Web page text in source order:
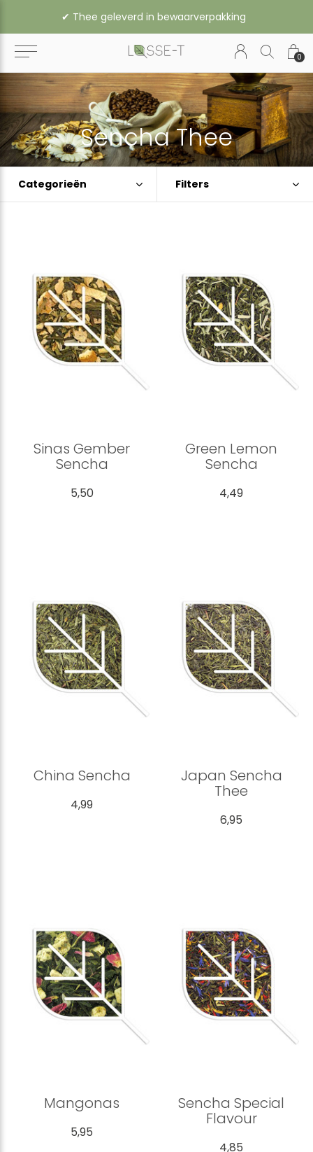
0
✔︎ Thee geleverd in bewaarverpakking
Sencha Thee
Categorieën Filters
Sinas Gember
Sencha
5,50
Green Lemon
Sencha
4,49
China Sencha
4,99
Japan Sencha
Thee
6,95
Mangonas
5,95
Sencha Special
Flavour
4,85